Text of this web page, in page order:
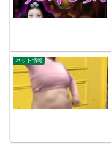
ネット情報